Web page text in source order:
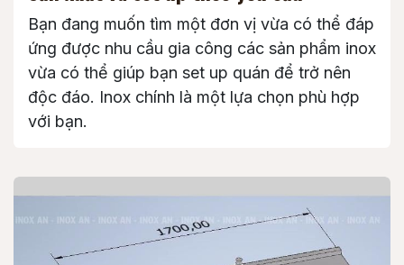
Bạn đang muốn tìm một đơn vị vừa có thể đáp
ứng được nhu cầu gia công các sản phẩm inox
vừa có thể giúp bạn set up quán để trở nên
độc đáo. Inox chính là một lựa chọn phù hợp
với bạn.